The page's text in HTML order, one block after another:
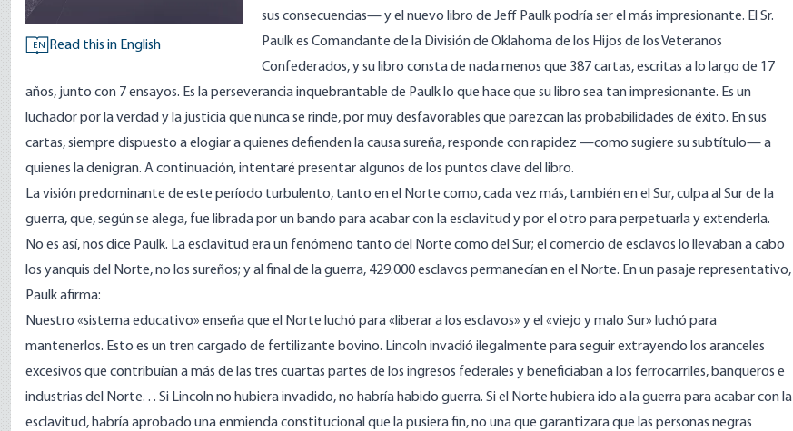
EN Read this in English
sus consecuencias— y el nuevo libro de Jeff Paulk podría ser el más impresionante. El Sr.
Paulk es Comandante de la División de Oklahoma de los Hijos de los Veteranos
Confederados, y su libro consta de nada menos que 387 cartas, escritas a lo largo de 17
años, junto con 7 ensayos. Es la perseverancia inquebrantable de Paulk lo que hace que su libro sea tan impresionante. Es un
luchador por la verdad y la justicia que nunca se rinde, por muy desfavorables que parezcan las probabilidades de éxito. En sus
cartas, siempre dispuesto a elogiar a quienes defienden la causa sureña, responde con rapidez —como sugiere su subtítulo— a
quienes la denigran. A continuación, intentaré presentar algunos de los puntos clave del libro.
La visión predominante de este período turbulento, tanto en el Norte como, cada vez más, también en el Sur, culpa al Sur de la
guerra, que, según se alega, fue librada por un bando para acabar con la esclavitud y por el otro para perpetuarla y extenderla.
No es así, nos dice Paulk. La esclavitud era un fenómeno tanto del Norte como del Sur; el comercio de esclavos lo llevaban a cabo
los yanquis del Norte, no los sureños; y al final de la guerra, 429.000 esclavos permanecían en el Norte. En un pasaje representativo,
Paulk afirma:
Nuestro «sistema educativo» enseña que el Norte luchó para «liberar a los esclavos» y el «viejo y malo Sur» luchó para
mantenerlos. Esto es un tren cargado de fertilizante bovino. Lincoln invadió ilegalmente para seguir extrayendo los aranceles
excesivos que contribuían a más de las tres cuartas partes de los ingresos federales y beneficiaban a los ferrocarriles, banqueros e
industrias del Norte. . . Si Lincoln no hubiera invadido, no habría habido guerra. Si el Norte hubiera ido a la guerra para acabar con la
esclavitud, habría aprobado una enmienda constitucional que la pusiera fin, no una que garantizara que las personas negras